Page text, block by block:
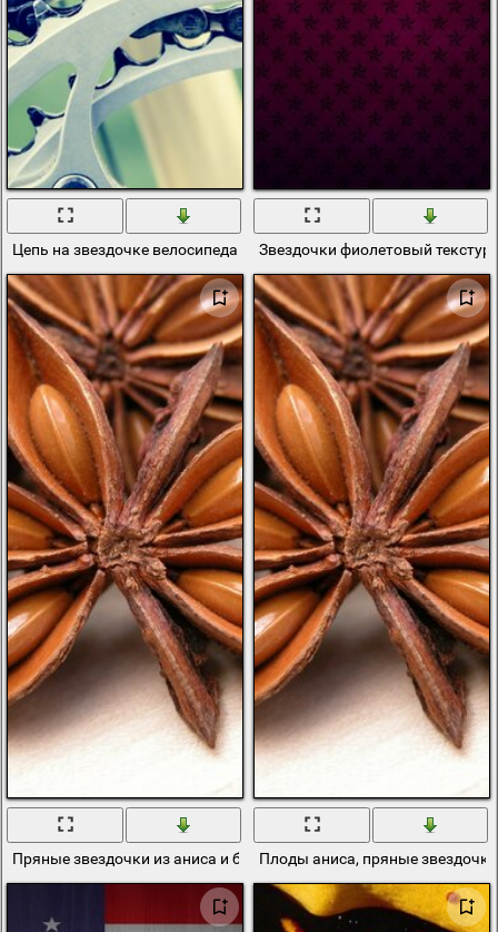
Цепь на звездочке велосипеда фотографияЗвездочки фиолетовый
Пряные звездочки из аниса и бадьянаПлоды аниса, пряные звездочки